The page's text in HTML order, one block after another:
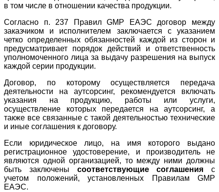
в том числе в отношении качества продукции.
Согласно п. 237 Правил GMP ЕАЭС договор между
заказчиком и исполнителем заключается с указанием
четко определенных обязанностей каждой из сторон и
предусматривает порядок действий и ответственность
уполномоченного лица за выдачу разрешения на выпуск
каждой серии продукции.
Договор, по которому осуществляется передача
деятельности на аутсорсинг, рекомендуется включать
указания на продукцию, работы или услуги,
осуществление которых передается на аутсорсинг, а
также все связанные с такой деятельностью технические
и иные соглашения к договору.
Если юридическое лицо, на имя которого выдано
регистрационное удостоверение, и производитель не
являются одной организацией, то между ними должны
быть заключены соответствующие соглашения с
учетом положений, установленных Правилам GMP
ЕАЭС.